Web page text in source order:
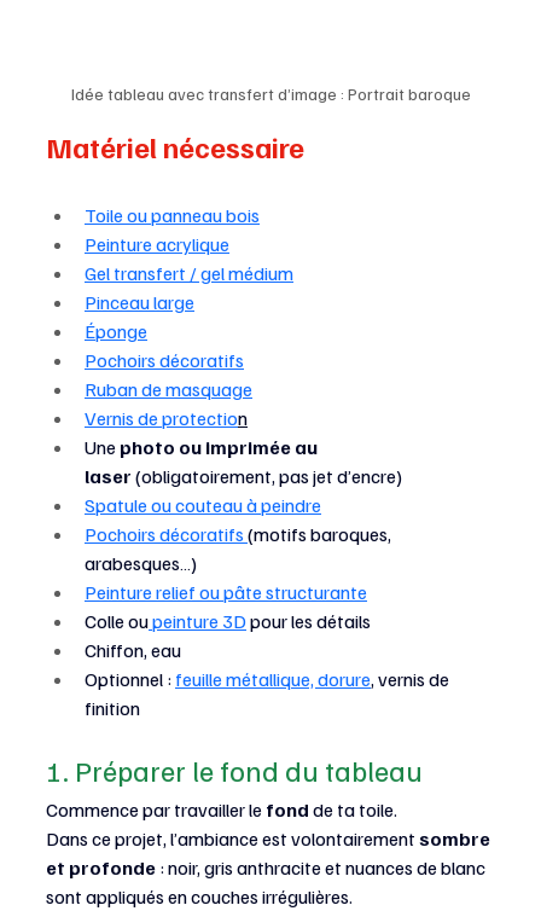
Idée tableau avec transfert d’image : Portrait baroque
Matériel nécessaire
Toile ou panneau bois
Peinture acrylique
Gel transfert / gel médium
Pinceau large
Éponge
Pochoirs décoratifs
Ruban de masquage
Vernis de protection
Une photo ou imprimée au
laser (obligatoirement, pas jet d’encre)
Spatule ou couteau à peindre
Pochoirs décoratifs (motifs baroques,
arabesques…)
Peinture relief ou pâte structurante
Colle ou peinture 3D pour les détails
Chiffon, eau
Optionnel : feuille métallique, dorure, vernis de
finition
1. Préparer le fond du tableau
Commence par travailler le fond de ta toile.
Dans ce projet, l’ambiance est volontairement sombre
et profonde : noir, gris anthracite et nuances de blanc
sont appliqués en couches irrégulières.